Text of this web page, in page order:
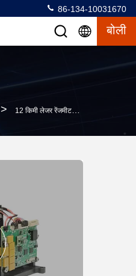
86-134-10031670
बोली
> 12 किमी लेजर रेंजमीटर मॉड्यूल,उच्च सटीकता और कम बिजली की खपत के साथ लंबी दूरी की इन्फ्रारेड लेजर पॉइंटर मॉड्यूल